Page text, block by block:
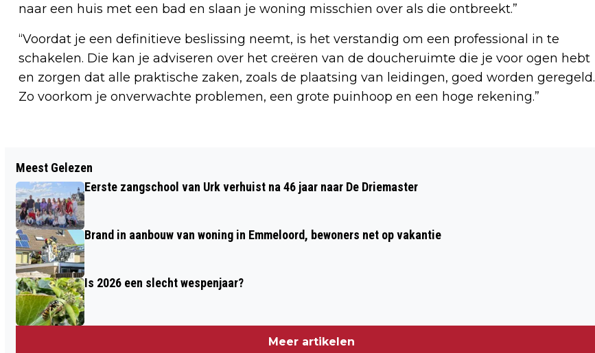
naar een huis met een bad en slaan je woning misschien over als die ontbreekt.”
“Voordat je een definitieve beslissing neemt, is het verstandig om een professional in te
schakelen. Die kan je adviseren over het creëren van de doucheruimte die je voor ogen hebt
en zorgen dat alle praktische zaken, zoals de plaatsing van leidingen, goed worden geregeld.
Zo voorkom je onverwachte problemen, een grote puinhoop en een hoge rekening.”
10 MAART: GROEI & BLOEI: LEZING
FOKKE ZIJLSTRA JAARROND TUINIEREN
HUURWONINGEN IN EMMELHAGE
Meest Gelezen
Eerste zangschool van Urk verhuist na 46 jaar naar De Driemaster
Brand in aanbouw van woning in Emmeloord, bewoners net op vakantie
Is 2026 een slecht wespenjaar?
Meer artikelen